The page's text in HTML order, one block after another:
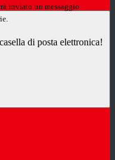
inviato un messaggio
di posta elettronica!